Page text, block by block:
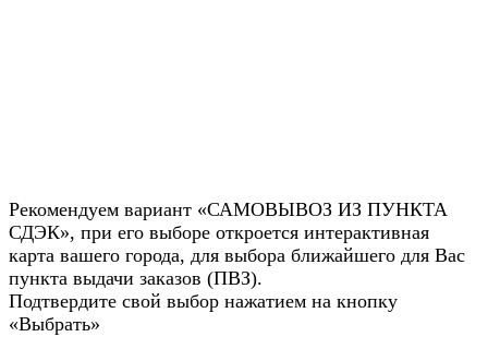
Рекомендуем вариант «САМОВЫВОЗ ИЗ ПУНКТА
СДЭК», при его выборе откроется интерактивная
карта вашего города, для выбора ближайшего для Вас
пункта выдачи заказов (ПВЗ).
Подтвердите свой выбор нажатием на кнопку
«Выбрать»